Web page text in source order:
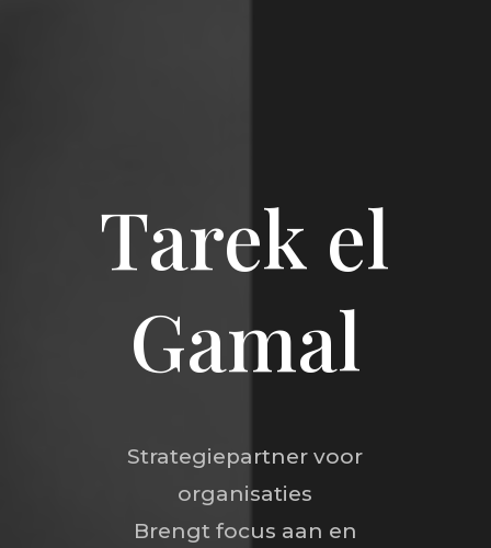
Tarek el
Gamal
Strategiepartner voor
organisaties
Brengt focus aan en